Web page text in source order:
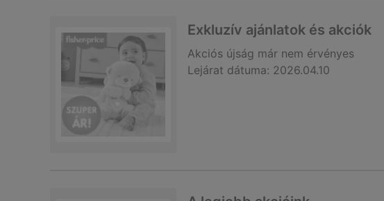
Exkluzív ajánlatok és akciók
Akciós újság már nem érvényes
Lejárat dátuma: 2026.04.10